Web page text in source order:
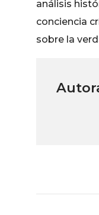
análisis
conciencia
sobre la